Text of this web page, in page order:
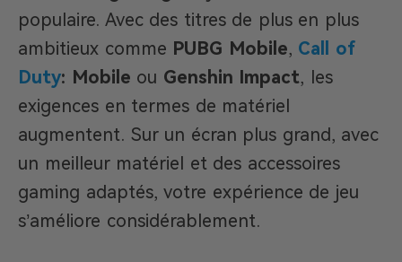
populaire. Avec des titres de plus en plus
ambitieux comme PUBG Mobile, Call of
Duty: Mobile ou Genshin Impact, les
exigences en termes de matériel
augmentent. Sur un écran plus grand, avec
un meilleur matériel et des accessoires
gaming adaptés, votre expérience de jeu
s’améliore considérablement.